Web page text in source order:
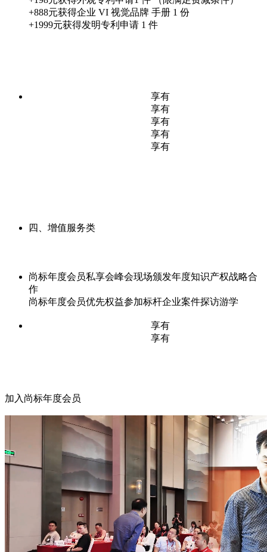
+888元获得企业 VI 视觉品牌 手册 1 份
+1999元获得发明专利申请 1 件
享有
享有
享有
享有
享有
四、增值服务类
尚标年度会员私享会峰会现场颁发年度知识产权战略合
作
尚标年度会员优先权益参加标杆企业案件探访游学
享有
享有
加入尚标年度会员